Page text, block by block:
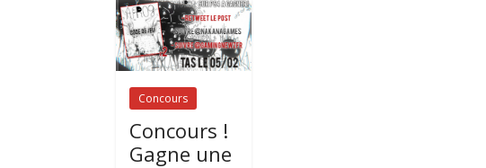
Concours
Concours !
Gagne une